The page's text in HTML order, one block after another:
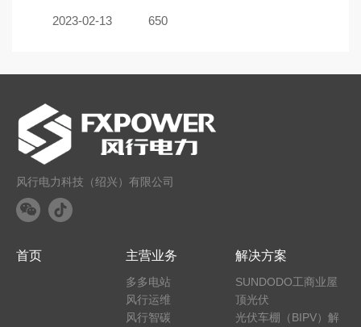
2023-02-13 650
风行电力科技（绍兴）有限公司
首页 主营业务
多多电站
风行运维
风行智碳
解决方案
SUNDODO工商业屋
顶光伏
光伏车棚（BIPV）解